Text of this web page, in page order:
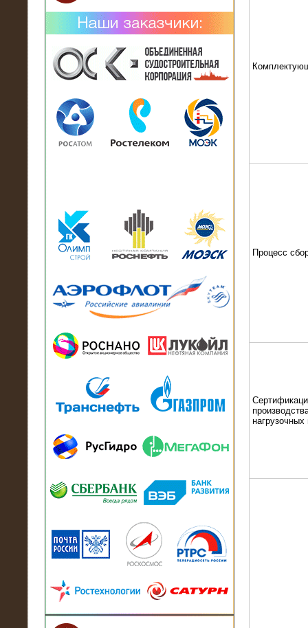
02.02.2019
Нагрузочный комплекс 26 МВт (10
кВ) поставлен в аренду на
13.07.2018
модуль в контейнере 2700 кВА на
Балтийский завод
Активно-реактивные нагрузочные
модули 15 МВт (21,5 МВА) На Кубок
конфедераций
Процесс